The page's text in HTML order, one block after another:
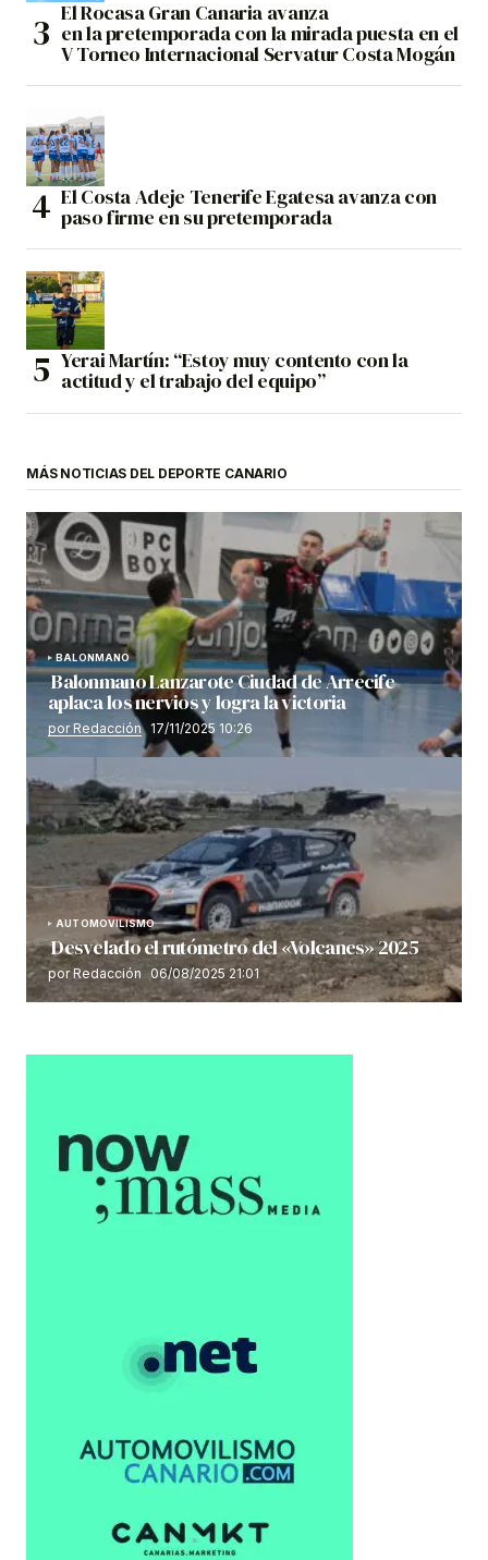
El Rocasa Gran Canaria avanza
en la pretemporada con la mirada puesta en el
V Torneo Internacional Servatur Costa Mogán
El Costa Adeje Tenerife Egatesa avanza con
paso firme en su pretemporada
Yerai Martín: “Estoy muy contento con la
actitud y el trabajo del equipo”
MÁS NOTICIAS DEL DEPORTE CANARIO
BALONMANO
Balonmano Lanzarote Ciudad de Arrecife
aplaca los nervios y logra la victoria
por Redacción 17/11/2025 10:26
AUTOMOVILISMO
Desvelado el rutómetro del «Volcanes» 2025
por Redacción 06/08/2025 21:01